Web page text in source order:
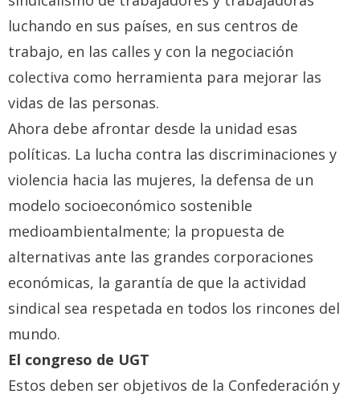
luchando en sus países, en sus centros de
trabajo, en las calles y con la negociación
colectiva como herramienta para mejorar las
vidas de las personas.
Ahora debe afrontar desde la unidad esas
políticas. La lucha contra las discriminaciones y
violencia hacia las mujeres, la defensa de un
modelo socioeconómico sostenible
medioambientalmente; la propuesta de
alternativas ante las grandes corporaciones
económicas, la garantía de que la actividad
sindical sea respetada en todos los rincones del
mundo.
El congreso de UGT
Estos deben ser objetivos de la Confederación y